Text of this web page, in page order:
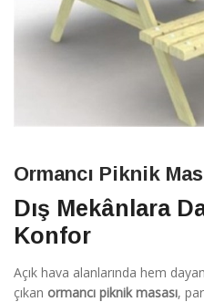
Ormancı Piknik
Dış Mekânlara
Konfor
Açık hava alanlarında hem
çıkan ormancı piknik masası,